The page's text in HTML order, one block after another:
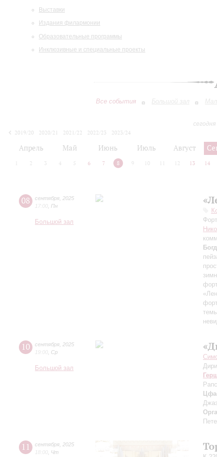
Выставки
Издания филармонии
Образовательные программы
Инклюзивные и специальные проекты
Все события Большой зал
2019/20
2020/21 2021/22 2022/23
2023/24
Апрель Май Июнь Июль Август
2 3 4 5 6 7 8 9 10 12 13 14
08 сентября 2025
17:00 Пн
Большой зал
10 сентября 2025
19:00 Ср
Большой зал
11 сентября 2025
18:00 Чт